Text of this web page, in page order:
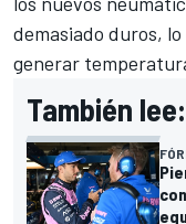
demasiado duros,
generar
También lee: